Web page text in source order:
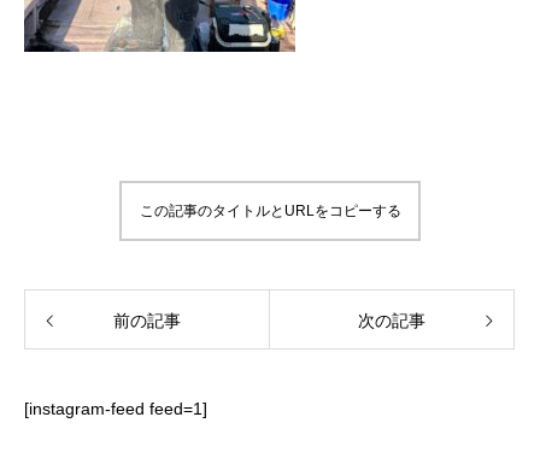
この記事のタイトルとURLをコピーする
前の記事 次の記事
[instagram-feed feed=1]